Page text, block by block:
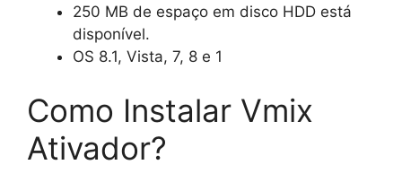
250 MB de espaço em disco HDD está
disponível.
OS 8.1, Vista, 7, 8 e 1
Como Instalar Vmix
Ativador?